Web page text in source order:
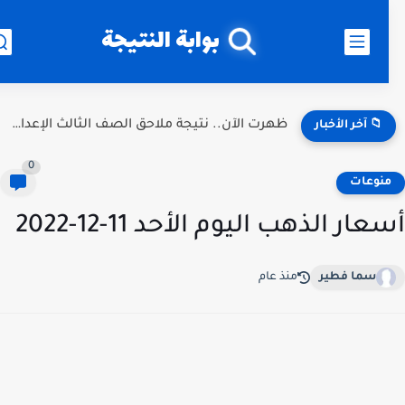
بوابة النتيجة
📁 آخر الأخبار ظهرت الآن.. نتيجة ملاحق الصف الثالث الإعدادي 2026 الدور الثاني...
الذهب اليوم الأحد 11-12-2022
سما فطير منذ عام